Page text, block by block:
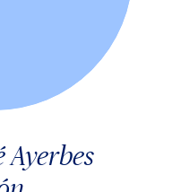
Ayerbes